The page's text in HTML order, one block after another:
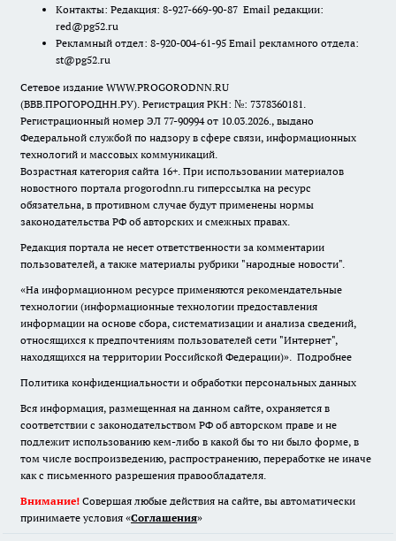
Контакты: Редакция: 8-927-669-90-87 Email редакции:
red@pg52.ru
Рекламный отдел: 8-920-004-61-95 Email рекламного отдела:
st@pg52.ru
Сетевое издание WWW.PROGORODNN.RU
(ВВВ.ПРОГОРОДНН.РУ). Регистрация РКН: №: 7378360181.
Регистрационный номер ЭЛ 77-90994 от 10.03.2026., выдано
Федеральной службой по надзору в сфере связи, информационных
технологий и массовых коммуникаций.
Возрастная категория сайта 16+. При использовании материалов
новостного портала progorodnn.ru гиперссылка на ресурс
обязательна, в противном случае будут применены нормы
законодательства РФ об авторских и смежных правах.
Редакция портала не несет ответственности за комментарии
пользователей, а также материалы рубрики "народные новости".
«На информационном ресурсе применяются рекомендательные
технологии (информационные технологии предоставления
информации на основе сбора, систематизации и анализа сведений,
относящихся к предпочтениям пользователей сети "Интернет",
находящихся на территории Российской Федерации)». Подробнее
Политика конфиденциальности и обработки персональных данных
Вся информация, размещенная на данном сайте, охраняется в
соответствии с законодательством РФ об авторском праве и не
подлежит использованию кем-либо в какой бы то ни было форме, в
том числе воспроизведению, распространению, переработке не иначе
как с письменного разрешения правообладателя.
Внимание! Совершая любые действия на сайте, вы автоматически
принимаете условия «Cоглашения»